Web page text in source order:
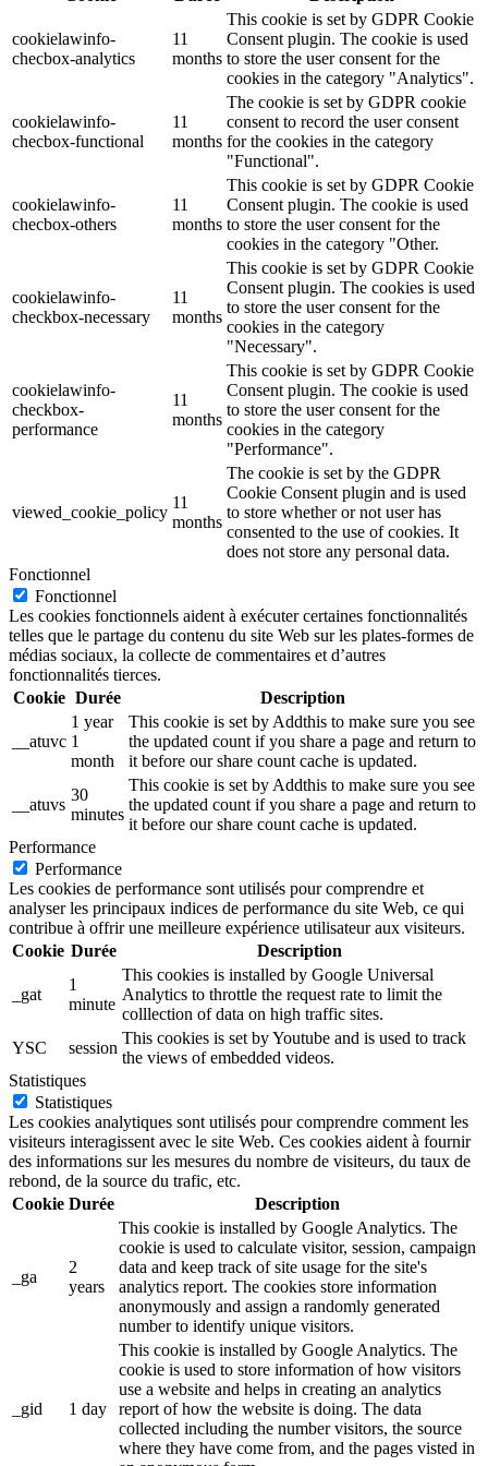
cookielawinfo-
checbox-analytics
11
months
This cookie is set by GDPR Cookie
Consent plugin. The cookie is used
to store the user consent for the
cookies in the category "Analytics".
cookielawinfo-
checbox-functional
11
months
The cookie is set by GDPR cookie
consent to record the user consent
for the cookies in the category
"Functional".
cookielawinfo-
checbox-others
11
months
This cookie is set by GDPR Cookie
Consent plugin. The cookie is used
to store the user consent for the
cookies in the category "Other.
cookielawinfo-
checkbox-necessary
11
months
This cookie is set by GDPR Cookie
Consent plugin. The cookies is used
to store the user consent for the
cookies in the category
"Necessary".
cookielawinfo-
checkbox-
performance
11
months
This cookie is set by GDPR Cookie
Consent plugin. The cookie is used
to store the user consent for the
cookies in the category
"Performance".
viewed_cookie_policy
11
months
The cookie is set by the GDPR
Cookie Consent plugin and is used
to store whether or not user has
consented to the use of cookies. It
does not store any personal data.
Fonctionnel
Fonctionnel
Les cookies fonctionnels aident à exécuter certaines fonctionnalités
telles que le partage du contenu du site Web sur les plates-formes de
médias sociaux, la collecte de commentaires et d’autres
fonctionnalités tierces.
Cookie Durée Description
__atuvc
1 year
1
month
This cookie is set by Addthis to make sure you see
the updated count if you share a page and return to
it before our share count cache is updated.
__atuvs
30
minutes
This cookie is set by Addthis to make sure you see
the updated count if you share a page and return to
it before our share count cache is updated.
Performance
Performance
Les cookies de performance sont utilisés pour comprendre et
analyser les principaux indices de performance du site Web, ce qui
contribue à offrir une meilleure expérience utilisateur aux visiteurs.
Cookie Durée Description
_gat
1
minute
This cookies is installed by Google Universal
Analytics to throttle the request rate to limit the
colllection of data on high traffic sites.
YSC
session
This cookies is set by Youtube and is used to track
the views of embedded videos.
Statistiques
Statistiques
Les cookies analytiques sont utilisés pour comprendre comment les
visiteurs interagissent avec le site Web. Ces cookies aident à fournir
des informations sur les mesures du nombre de visiteurs, du taux de
rebond, de la source du trafic, etc.
Cookie Durée Description
_ga
2
years
This cookie is installed by Google Analytics. The
cookie is used to calculate visitor, session, campaign
data and keep track of site usage for the site's
analytics report. The cookies store information
anonymously and assign a randomly generated
number to identify unique visitors.
_gid 1 day
This cookie is installed by Google Analytics. The
cookie is used to store information of how visitors
use a website and helps in creating an analytics
report of how the website is doing. The data
collected including the number visitors, the source
where they have come from, and the pages visted in